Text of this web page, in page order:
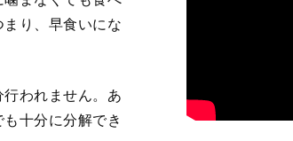
り、早食いにな
われません。あ
十分に分解でき